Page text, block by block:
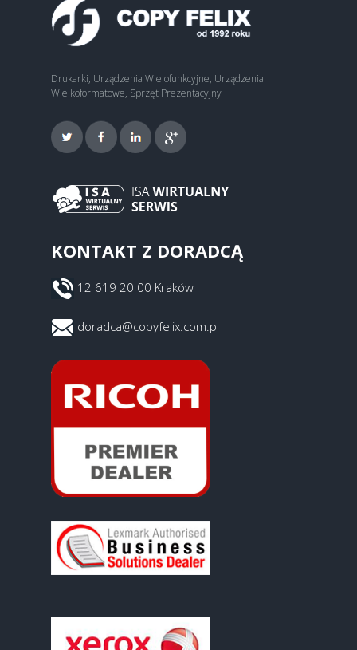
Drukarki, Urządzenia Wielofunkcyjne, Urządzenia
Wielkoformatowe, Sprzęt Prezentacyjny
KONTAKT Z DORADCĄ
12 619 20 00 Kraków
doradca@copyfelix.com.pl